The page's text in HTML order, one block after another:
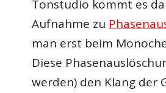
Tonstudio kommt es
Aufnahme zu
man erst beim
Diese
werden) den Klang der